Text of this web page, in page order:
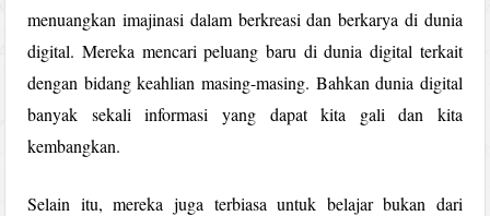
menuangkan imajinasi dalam berkreasi dan berkarya di dunia
digital. Mereka mencari peluang baru di dunia digital terkait
dengan bidang keahlian masing-masing. Bahkan dunia digital
banyak sekali informasi yang dapat kita gali dan kita
kembangkan.
Selain itu, mereka juga terbiasa untuk belajar bukan dari